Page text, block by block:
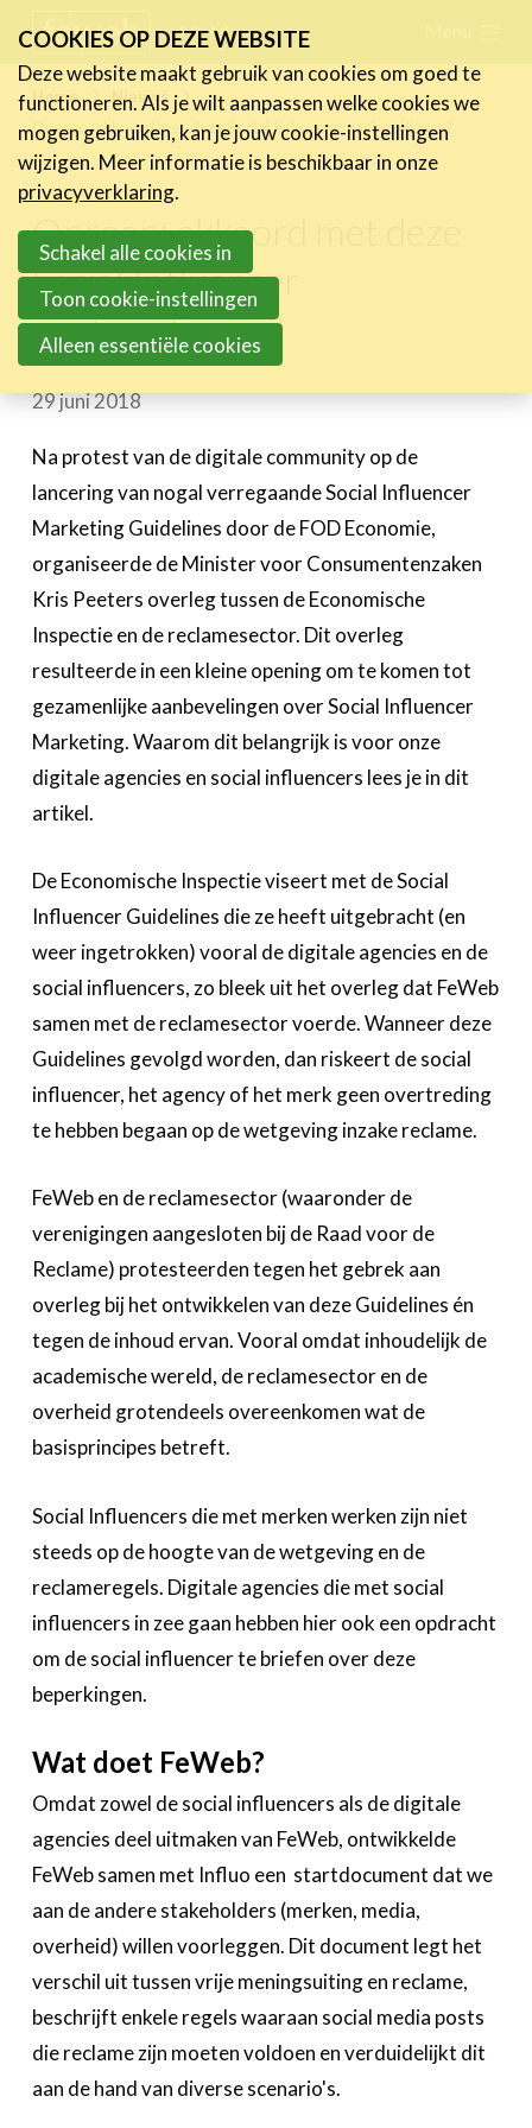
links
Jump
to
navigation
to
main
content
FR NL
Home
Nieuws
Oproep: akkoord met deze Social Influencer aanbevelingen?
Oproep: akkoord met deze
Social Influencer
aanbevelingen?
29 juni 2018
Na protest van de digitale community op de
lancering van nogal verregaande Social Influencer
Marketing Guidelines door de FOD Economie,
organiseerde de Minister voor Consumentenzaken
Kris Peeters overleg tussen de Economische
Inspectie en de reclamesector. Dit overleg
resulteerde in een kleine opening om te komen tot
gezamenlijke aanbevelingen over Social Influencer
Marketing. Waarom dit belangrijk is voor onze
digitale agencies en social influencers lees je in dit
artikel.
De Economische Inspectie viseert met de Social
Influencer Guidelines die ze heeft uitgebracht (en
weer ingetrokken) vooral de digitale agencies en de
social influencers, zo bleek uit het overleg dat FeWeb
samen met de reclamesector voerde. Wanneer deze
Guidelines gevolgd worden, dan riskeert de social
influencer, het agency of het merk geen overtreding
te hebben begaan op de wetgeving inzake reclame.
FeWeb en de reclamesector (waaronder de
verenigingen aangesloten bij de Raad voor de
Reclame) protesteerden tegen het gebrek aan
overleg bij het ontwikkelen van deze Guidelines én
tegen de inhoud ervan. Vooral omdat inhoudelijk de
academische wereld, de reclamesector en de
overheid grotendeels overeenkomen wat de
basisprincipes betreft.
Social Influencers die met merken werken zijn niet
steeds op de hoogte van de wetgeving en de
reclameregels. Digitale agencies die met social
influencers in zee gaan hebben hier ook een opdracht
om de social influencer te briefen over deze
beperkingen.
Wat doet FeWeb?
Omdat zowel de social influencers als de digitale
agencies deel uitmaken van FeWeb, ontwikkelde
FeWeb samen met Influo een startdocument dat we
aan de andere stakeholders (merken, media,
overheid) willen voorleggen. Dit document legt het
verschil uit tussen vrije meningsuiting en reclame,
beschrijft enkele regels waaraan social media posts
die reclame zijn moeten voldoen en verduidelijkt dit
aan de hand van diverse scenario's.
Nieuws
Nieuwsberichten
FeWeb Videos
Jobs in de sector
Activiteiten
Cases
Toolbox
Bedrijvenzoeker
Lid worden
COOKIES OP DEZE WEBSITE
Deze website maakt gebruik van cookies om goed te
functioneren. Als je wilt aanpassen welke cookies we
mogen gebruiken, kan je jouw cookie-instellingen
wijzigen. Meer informatie is beschikbaar in onze
privacyverklaring.
Schakel alle cookies in
Toon cookie-instellingen
Alleen essentiële cookies